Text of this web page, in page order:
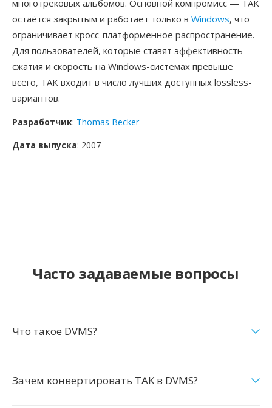
многотрековых альбомов. Основной компромисс — TAK
остаётся закрытым и работает только в Windows, что
ограничивает кросс-платформенное распространение.
Для пользователей, которые ставят эффективность
сжатия и скорость на Windows-системах превыше
всего, TAK входит в число лучших доступных lossless-
вариантов.
Разработчик: Thomas Becker
Дата выпуска: 2007
Часто задаваемые вопросы
Что такое DVMS?
Зачем конвертировать TAK в DVMS?